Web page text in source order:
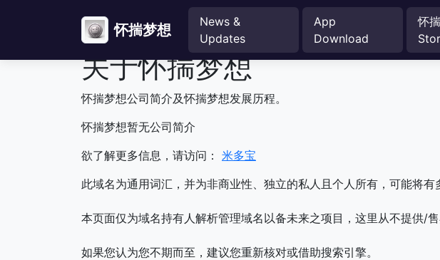
怀揣梦想
News &
Updates
App
Download
怀
关于怀揣梦想
怀揣梦想公司简介及怀揣梦想发展历程。
怀揣梦想暂无公司简介
欲了解更多信息，请访问： 米多宝
此域名为通用词汇，并为非商业性、独立的私人且个人所有，可能将
本页面仅为域名持有人解析管理域名以备未来之项目，这里从不提供/售
如果您认为您不期而至，建议您重新核对或借助搜索引擎。